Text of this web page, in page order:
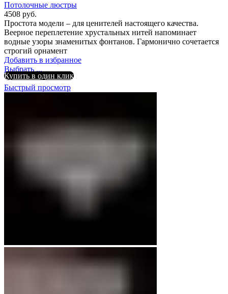
Потолочные люстры
4508 руб.
Простота модели – для ценителей настоящего качества.
Веерное переплетение хрустальных нитей напоминает
водные узоры знаменитых фонтанов. Гармонично сочетается
строгий орнамент
Добавить в избранное
Выбрать ...
Купить в один клик
Быстрый просмотр